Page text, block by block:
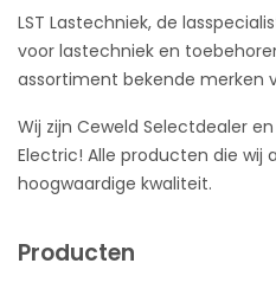
LST Lastechniek, de
voor lastechniek en
assortiment bekende merken
Wij zijn Ceweld Selectdealer
Electric! Alle producten die wij
hoogwaardige kwaliteit.
Producten